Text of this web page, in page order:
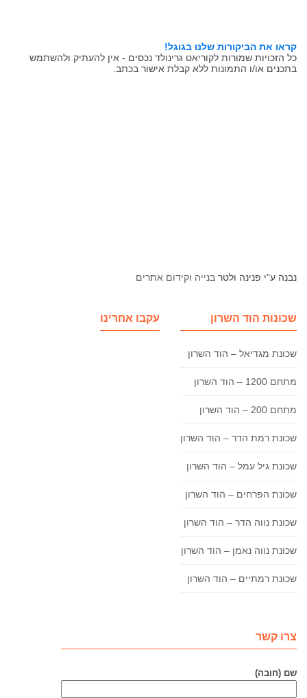
קראו את הביקורות שלנו בגוגל!
כל הזכויות שמורות לקוריאט גרינולד נכסים - אין להעתיק ולהשתמש
בתכנים או/ו התמונות ללא קבלת אישור בכתב.
נבנה ע”י פנינה ולטר בנייה וקידום אתרים
שכונות הוד השרון
שכונת מגדיאל – הוד השרון
מתחם 1200 – הוד השרון
מתחם 200 – הוד השרון
שכונת רמת הדר – הוד השרון
שכונת גיל עמל – הוד השרון
שכונת הפרחים – הוד השרון
שכונת נווה הדר – הוד השרון
שכונת נווה נאמן – הוד השרון
שכונת רמתיים – הוד השרון
עקבו אחרינו
צרו קשר
שם (חובה)